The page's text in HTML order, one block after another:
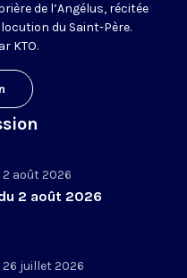
de l’Angélus, récitée
du Saint-Père.
KTO.
août 2026
2 août 2026
juillet 2026